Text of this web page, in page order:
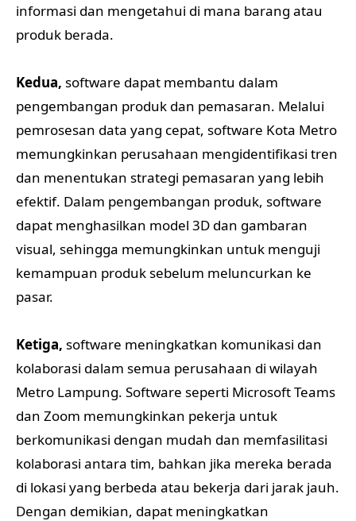
informasi dan mengetahui di mana barang atau
produk berada.
Kedua, software dapat membantu dalam
pengembangan produk dan pemasaran. Melalui
pemrosesan data yang cepat, software Kota Metro
memungkinkan perusahaan mengidentifikasi tren
dan menentukan strategi pemasaran yang lebih
efektif. Dalam pengembangan produk, software
dapat menghasilkan model 3D dan gambaran
visual, sehingga memungkinkan untuk menguji
kemampuan produk sebelum meluncurkan ke
pasar.
Ketiga, software meningkatkan komunikasi dan
kolaborasi dalam semua perusahaan di wilayah
Metro Lampung. Software seperti Microsoft Teams
dan Zoom memungkinkan pekerja untuk
berkomunikasi dengan mudah dan memfasilitasi
kolaborasi antara tim, bahkan jika mereka berada
di lokasi yang berbeda atau bekerja dari jarak jauh.
Dengan demikian, dapat meningkatkan